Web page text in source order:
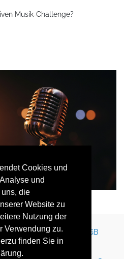
Cookies und
und
die
Website zu
Nutzung der
Verwendung zu.
finden Sie in
Musik-Challenge?
Newsletter Karriere
AGB